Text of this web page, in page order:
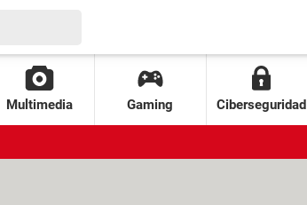
Multimedia Gaming Ciberseguridad